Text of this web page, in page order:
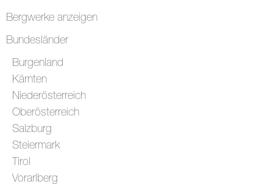
Bergwerke anzeigen
Bundesländer
Burgenland
Kärnten
Niederösterreich
Oberösterreich
Salzburg
Steiermark
Tirol
Vorarlberg